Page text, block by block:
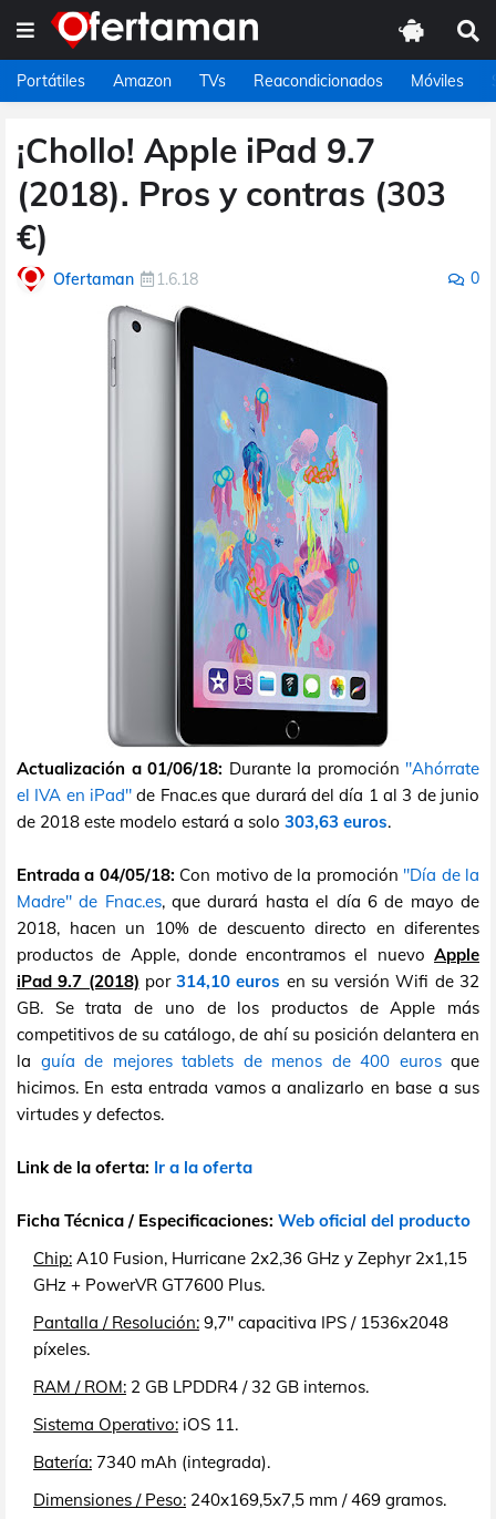
Portátiles Amazon TVs Reacondicionados Móviles
¡Chollo! Apple iPad 9.7
(2018). Pros y contras (303
€)
Ofertaman 1.6.18 0
Actualización a 01/06/18: Durante la promoción "Ahórrate
el IVA en iPad" de Fnac.es que durará del día 1 al 3 de junio
de 2018 este modelo estará a solo 303,63 euros.
Entrada a 04/05/18: Con motivo de la promoción "Día de la
Madre" de Fnac.es, que durará hasta el día 6 de mayo de
2018, hacen un 10% de descuento directo en diferentes
productos de Apple, donde encontramos el nuevo Apple
iPad 9.7 (2018) por314,10 euros en su versión Wifi de 32
GB. Se trata de uno de los productos de Apple más
competitivos de su catálogo, de ahí su posición delantera en
la guía de mejores tablets de menos de 400 eurosque
hicimos. En esta entrada vamos a analizarlo en base a sus
virtudes y defectos.
Link de la oferta: Ir a la oferta
Ficha Técnica / Especificaciones: Web oficial del producto
Chip: A10 Fusion, Hurricane 2x2,36 GHz y Zephyr 2x1,15
GHz + PowerVR GT7600 Plus.
Pantalla / Resolución: 9,7" capacitiva IPS / 1536x2048
píxeles.
RAM / ROM: 2 GB LPDDR4 / 32 GB internos.
Sistema Operativo: iOS 11.
Batería: 7340 mAh (integrada).
Dimensiones / Peso: 240x169,5x7,5 mm / 469 gramos.